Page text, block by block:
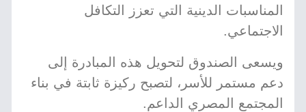
المناسبات الدينية التي تعزز التكافل
الاجتماعي.
ويسعى الصندوق لتحويل هذه المبادرة إلى
دعم مستمر للأسر، لتصبح ركيزة ثابتة في بناء
المجتمع المصري الداعم.